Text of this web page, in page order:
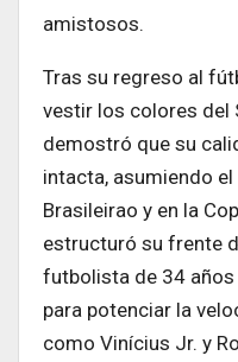
amistosos.
Tras su regreso al
vestir los colores del
demostró que su
intacta, asumiendo
Brasileirao y en la
estructuró su frente
futbolista de 34
para potenciar la
como Vinícius Jr. y